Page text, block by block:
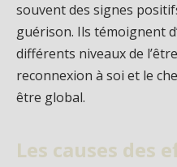
souvent des signes
guérison. Ils témoignent
différents niveaux de
reconnexion à soi et le
être global.
Les causes des